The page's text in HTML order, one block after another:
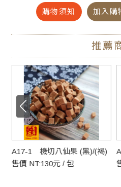
子 #酸甜的滋味 #整顆直接烘乾
購物須知 加入購
推薦
A17-1 機切八仙果 (黑)/(褐)
售價 NT:130元 / 包